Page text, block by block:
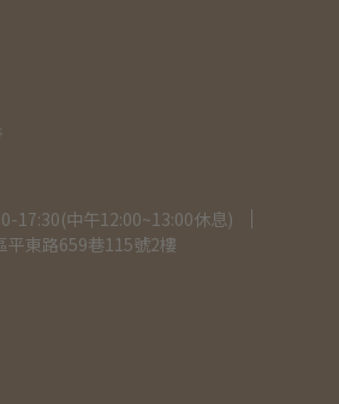
17:30(中午12:00~13:00休息)
平東路659巷115號2樓